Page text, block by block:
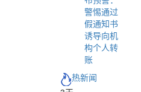
警惕通过
假通知书
诱导向机
构个人转
账
热新闻